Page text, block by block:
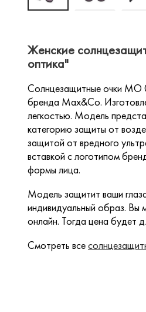
Женские
оптика"
Солнцезащитные очки MO
бренда Max&Co.
легкостью. Модель
категорию защиты от
защитой от вредного
вставкой с логотипом
формы лица.
Модель защитит ваши
индивидуальный образ. Вы
онлайн. Тогда цена будет
Смотреть все